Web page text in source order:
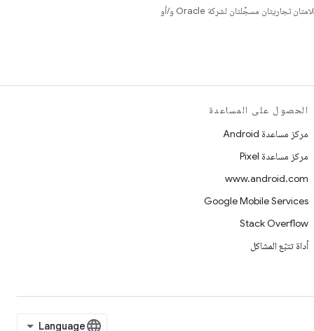
. إنّ Java وOpenJDK هما علامتان تجاريتان مسجَّلتان لشركة Oracle و/أو
الحصول على المساعدة
مركز مساعدة Android
مركز مساعدة Pixel
www.android.com
Google Mobile Services
Stack Overflow
أداة تتبّع المشاكل